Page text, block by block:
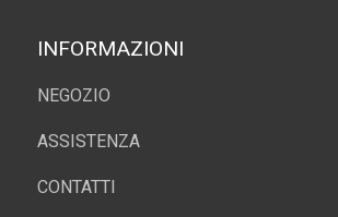
INFORMAZIONI
NEGOZIO
ASSISTENZA
CONTATTI